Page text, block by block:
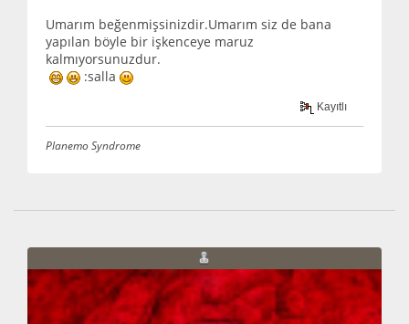
Umarım beğenmişsinizdir.Umarım siz de bana
yapılan böyle bir işkenceye maruz
kalmıyorsunuzdur.
:salla
Kayıtlı
Planemo Syndrome